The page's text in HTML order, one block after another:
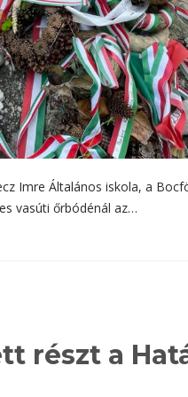
Imre Általános iskola, a
vasúti őrbódénál az…
részt a